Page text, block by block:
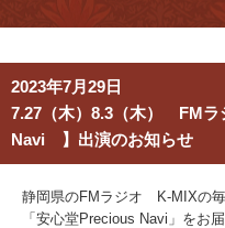
2023年7月29日
7.27（木）8.3（木） FM
Navi 】出演のお知らせ
静岡県のFMラジオ K-MIXの
「安心堂Precious Navi」をお